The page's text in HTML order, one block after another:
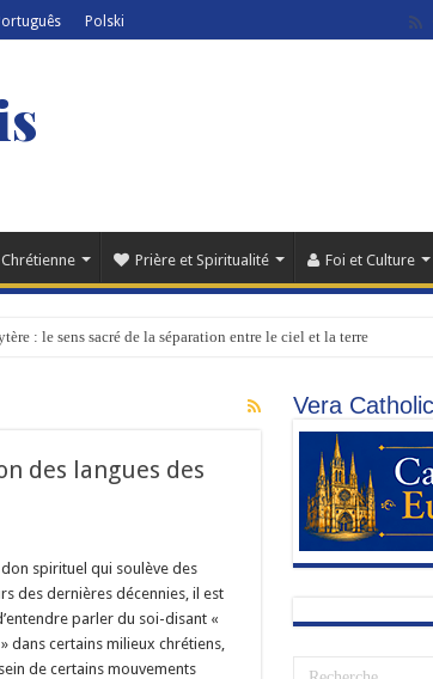
Polski
Prière et Spiritualité Foi et Culture
: le sens sacré de la séparation entre le ciel et la terre
des langues des
spirituel qui soulève des
des dernières décennies, il est
parler du soi-disant «
dans certains milieux chrétiens,
de certains mouvements
Vera